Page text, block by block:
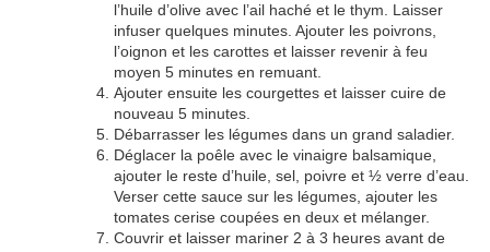
l’huile d’olive avec l’ail haché et le thym. Laisser
infuser quelques minutes. Ajouter les poivrons,
l’oignon et les carottes et laisser revenir à feu
moyen 5 minutes en remuant.
Ajouter ensuite les courgettes et laisser cuire de
nouveau 5 minutes.
Débarrasser les légumes dans un grand saladier.
Déglacer la poêle avec le vinaigre balsamique,
ajouter le reste d’huile, sel, poivre et ½ verre d’eau.
Verser cette sauce sur les légumes, ajouter les
tomates cerise coupées en deux et mélanger.
Couvrir et laisser mariner 2 à 3 heures avant de